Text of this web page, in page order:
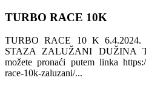
TURBO RACE 10K
TURBO RACE 10 K 6.4.2024.
STAZA ZALUŽANI DUŽINA
možete pronaći putem linka
race-10k-zaluzani/...